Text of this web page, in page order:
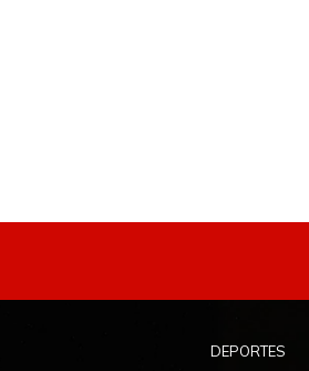
DEPORTES